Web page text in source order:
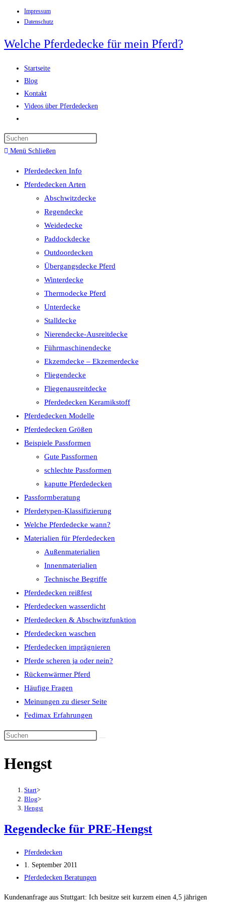
Inhalt
Impressum
Datenschutz
Welche Pferdedecke für mein Pferd?
Startseite
Blog
Kontakt
Videos über Pferdedecken
umschalten
Menü Schließen
Pferdedecken Info
Pferdedecken Arten
Abschwitzdecke
Regendecke
Weidedecke
Paddockdecke
Outdoordecken
Übergangsdecke Pferd
Winterdecke
Thermodecke Pferd
Unterdecke
Stalldecke
Nierendecke-Ausreitdecke
Führmaschinendecke
Ekzemdecke – Ekzemerdecke
Fliegendecke
Fliegenausreitdecke
Pferdedecken Keramikstoff
Pferdedecken Modelle
Pferdedecken Größen
Beispiele Passformen
Gute Passformen
schlechte Passformen
kaputte Pferdedecken
Passformberatung
Pferdetypen-Klassifizierung
Welche Pferdedecke wann?
Materialien für Pferdedecken
Außenmaterialien
Innenmaterialien
Technische Begriffe
Pferdedecken reißfest
Pferdedecken wasserdicht
Pferdedecken & Abschwitzfunktion
Pferdedecken waschen
Pferdedecken imprägnieren
Pferde scheren ja oder nein?
Rückenwärmer Pferd
Häufige Fragen
Meinungen zu dieser Seite
Fedimax Erfahrungen
Diese
durchsuchen
Hengst
Start>
Blog>
Hengst
Regendecke für PRE-Hengst
Beitrags-
Autor:
Pferdedecken
Beitrag
veröffentlicht:
1. September 2011
Beitrags-
Pferdedecken Beratungen
Kundenanfrage aus Stuttgart: Ich besitze seit kurzem einen 4,5 jährigen